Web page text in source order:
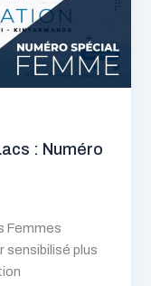
: Numéro
Femmes
sensibilisé plus